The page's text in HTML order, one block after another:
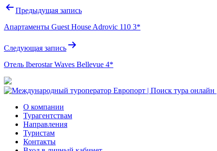
Навигация
записям
Предыдущая запись
Апартаменты Guest House Adrovic 110 3*
Следующая запись
Отель Iberostar Waves Bellevue 4*
О компании
Турагентствам
Направления
Туристам
Контакты